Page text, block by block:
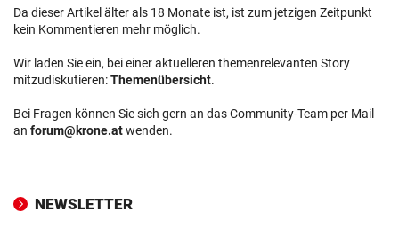
Da dieser Artikel älter als 18 Monate ist, ist zum jetzigen Zeitpunkt
kein Kommentieren mehr möglich.
Wir laden Sie ein, bei einer aktuelleren themenrelevanten Story
mitzudiskutieren:Themenübersicht.
Bei Fragen können Sie sich gern an das Community-Team per Mail
an forum@krone.atwenden.
NEWSLETTER